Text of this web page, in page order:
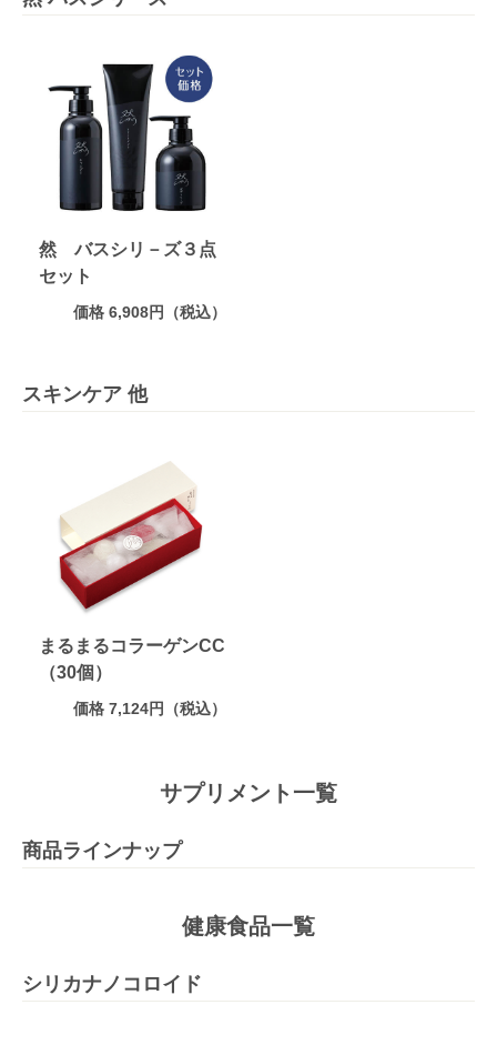
然 バスシリ－ズ３点
セット
価格 6,908円（税込）
スキンケア 他
まるまるコラーゲンCC
（30個）
価格 7,124円（税込）
サプリメント一覧
商品ラインナップ
健康食品一覧
シリカナノコロイド